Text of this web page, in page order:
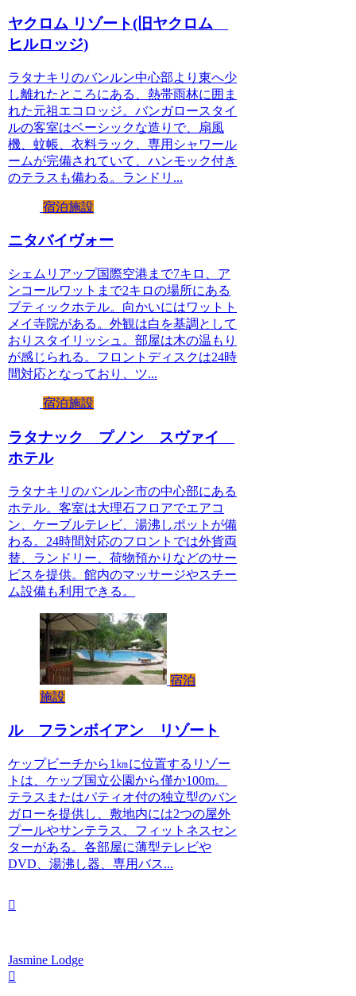
ヤクロム リゾート(旧ヤクロム
ヒルロッジ)
ラタナキリのバンルン中心部より東へ少
し離れたところにある、熱帯雨林に囲ま
れた元祖エコロッジ。バンガロースタイ
ルの客室はベーシックな造りで、扇風
機、蚊帳、衣料ラック、専用シャワール
ームが完備されていて、ハンモック付き
のテラスも備わる。ランドリ...
宿泊施設
ニタバイヴォー
シェムリアップ国際空港まで7キロ、ア
ンコールワットまで2キロの場所にある
ブティックホテル。向かいにはワットト
メイ寺院がある。外観は白を基調として
おりスタイリッシュ。部屋は木の温もり
が感じられる。フロントディスクは24時
間対応となっており、ツ...
宿泊施設
ラタナック プノン スヴァイ
ホテル
ラタナキリのバンルン市の中心部にある
ホテル。客室は大理石フロアでエアコ
ン、ケーブルテレビ、湯沸しポットが備
わる。24時間対応のフロントでは外貨両
替、ランドリー、荷物預かりなどのサー
ビスを提供。館内のマッサージやスチー
ム設備も利用できる。
宿泊
施設
ル フランボイアン リゾート
ケップビーチから1㎞に位置するリゾー
トは、ケップ国立公園から僅か100m。
テラスまたはパティオ付の独立型のバン
ガローを提供し、敷地内には2つの屋外
プールやサンテラス、フィットネスセン
ターがある。各部屋に薄型テレビや
DVD、湯沸し器、専用バス...
Jasmine Lodge